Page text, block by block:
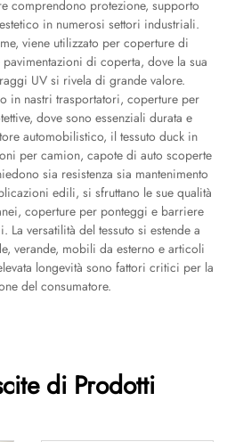
comprendono protezione, supporto
in numerosi settori industriali.
viene utilizzato per coperture di
di coperta, dove la sua
UV si rivela di grande valore.
in nastri trasportatori, coperture per
dove sono essenziali durata e
automobilistico, il tessuto duck in
per camion, capote di auto scoperte
sia resistenza sia mantenimento
edili, si sfruttano le sue qualità
coperture per ponteggi e barriere
versatilità del tessuto si estende a
verande, mobili da esterno e articoli
longevità sono fattori critici per la
del consumatore.
di Prodotti